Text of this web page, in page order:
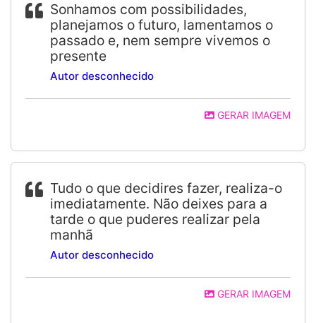
Sonhamos com possibilidades,
planejamos o futuro, lamentamos o
passado e, nem sempre vivemos o
presente
Autor desconhecido
GERAR IMAGEM
Tudo o que decidires fazer, realiza-o
imediatamente. Não deixes para a
tarde o que puderes realizar pela
manhã
Autor desconhecido
GERAR IMAGEM